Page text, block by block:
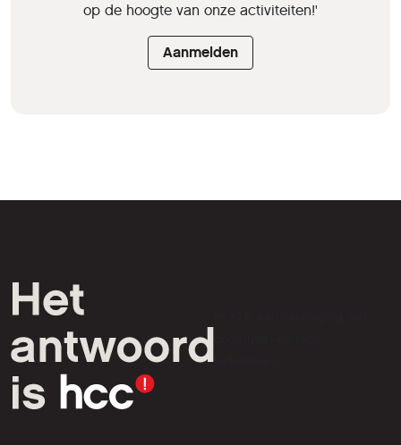
op de hoogte van onze activiteiten!'
Aanmelden
liefhebbers.